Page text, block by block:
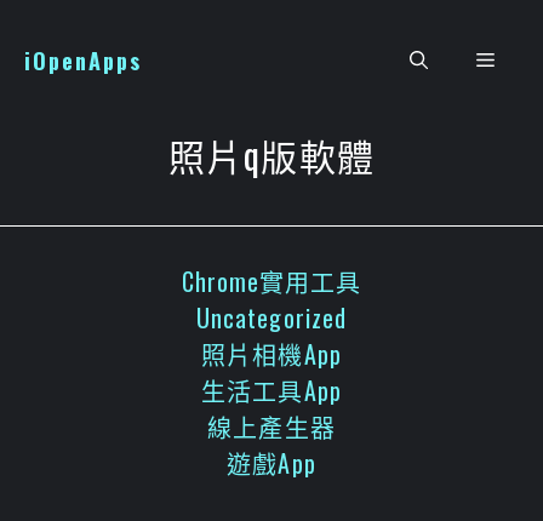
iOpenApps 選
照片q版軟體
Chrome實用工具
Uncategorized
照片相機App
生活工具App
線上產生器
遊戲App